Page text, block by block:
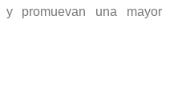
promuevan una mayor